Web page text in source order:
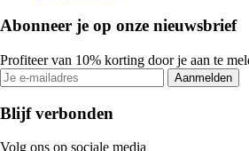
Abonneer je op onze nieuwsbrief
Profiteer van 10% korting door je aan te
Aanmelden
Blijf verbonden
Volg ons op sociale media